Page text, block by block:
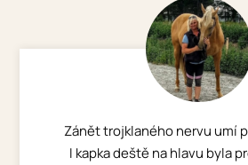
Zánět trojklaného nervu umí
I kapka deště na hlavu byla